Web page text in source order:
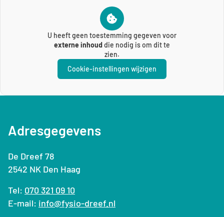
U heeft geen toestemming gegeven voor
externe inhouddie nodig is om dit te
zien.
Cookie-instellingen wijzigen
Adresgegevens
De Dreef 78
2542 NK Den Haag
Tel: 070 321 09 10
E-mail: info@fysio-dreef.nl